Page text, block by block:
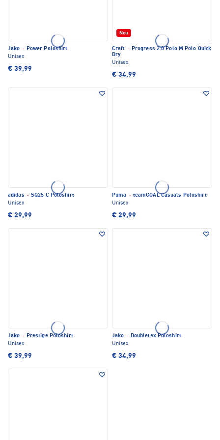
Jako · Power Poloshirt
Unisex
€ 39,99
Neu
Craft · Progress 2.0 Polo M Polo Quick
Dry
Unisex
€ 34,99
adidas · SQ25 C Poloshirt
Unisex
€ 29,99
Puma · teamGOAL Casuals Poloshirt
Unisex
€ 29,99
Jako · Prestige Poloshirt
Unisex
€ 39,99
Jako · Doubletex Poloshirt
Unisex
€ 34,99